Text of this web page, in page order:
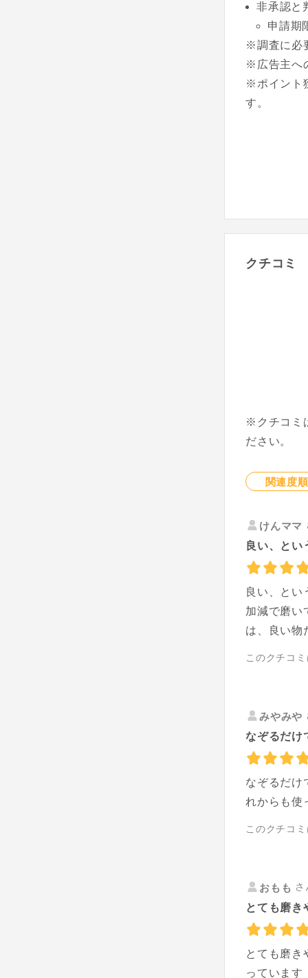
非承認と
申請期
※調査に必
※広告主へ
※ポイント
す。
クチコミ
※クチコミ
ださい。
関連度順
けんママ
良い、と
良い、と
加減で磨い
は、良い物
このクチコ
みやみや
なぞるだけ
なぞるだけ
れからも使
このクチコ
おもも
とても磨き
とても磨き
っています